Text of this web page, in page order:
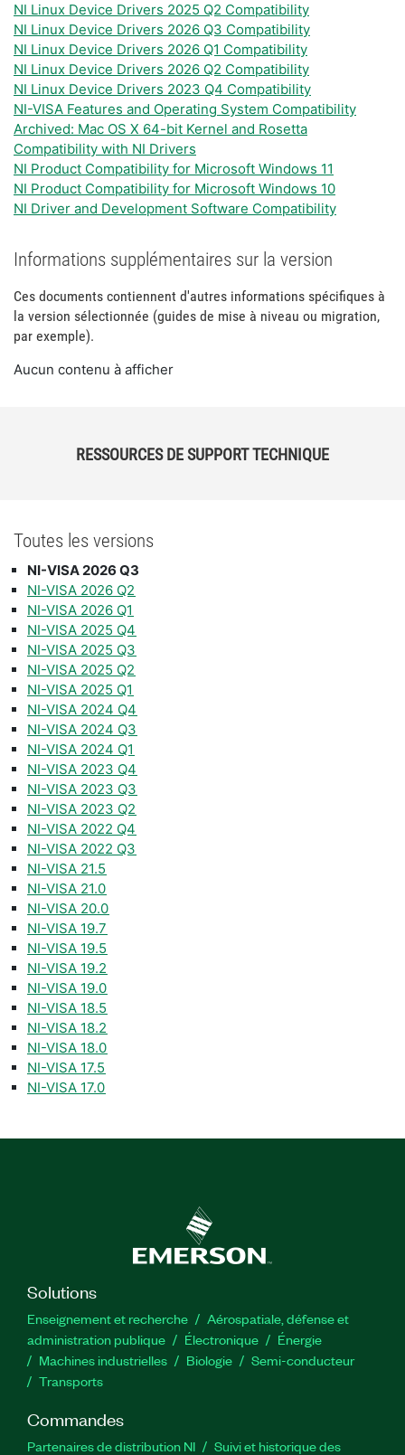
NI Linux Device Drivers 2025 Q2 Compatibility
NI Linux Device Drivers 2026 Q3 Compatibility
NI Linux Device Drivers 2026 Q1 Compatibility
NI Linux Device Drivers 2026 Q2 Compatibility
NI Linux Device Drivers 2023 Q4 Compatibility
NI-VISA Features and Operating System Compatibility
Archived: Mac OS X 64-bit Kernel and Rosetta
Compatibility with NI Drivers
NI Product Compatibility for Microsoft Windows 11
NI Product Compatibility for Microsoft Windows 10
NI Driver and Development Software Compatibility
Informations supplémentaires sur la version
Ces documents contiennent d'autres informations spécifiques à
la version sélectionnée (guides de mise à niveau ou migration,
par exemple).
Aucun contenu à afficher
RESSOURCES DE SUPPORT TECHNIQUE
Toutes les versions
NI-VISA 2026 Q3
NI-VISA 2026 Q2
NI-VISA 2026 Q1
NI-VISA 2025 Q4
NI-VISA 2025 Q3
NI-VISA 2025 Q2
NI-VISA 2025 Q1
NI-VISA 2024 Q4
NI-VISA 2024 Q3
NI-VISA 2024 Q1
NI-VISA 2023 Q4
NI-VISA 2023 Q3
NI-VISA 2023 Q2
NI-VISA 2022 Q4
NI-VISA 2022 Q3
NI-VISA 21.5
NI-VISA 21.0
NI-VISA 20.0
NI-VISA 19.7
NI-VISA 19.5
NI-VISA 19.2
NI-VISA 19.0
NI-VISA 18.5
NI-VISA 18.2
NI-VISA 18.0
NI-VISA 17.5
NI-VISA 17.0
Solutions
Enseignement et recherche
Aérospatiale, défense et
administration publique
Électronique
Énergie​
Machines industrielles
Biologie
Semi-conducteur
Transports
Commandes
Partenaires de distribution NI
Suivi et historique des